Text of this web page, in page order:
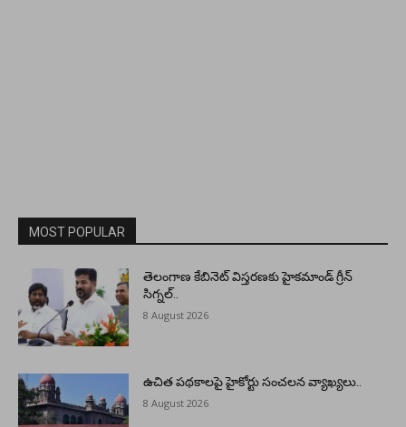
MOST POPULAR
తెలంగాణ కేబినెట్ విస్తరణకు హైకమాండ్ గ్రీన్
సిగ్నల్..
8 August 2026
ఉచిత పథకాలపై హైకోర్టు సంచలన వ్యాఖ్యలు..
8 August 2026